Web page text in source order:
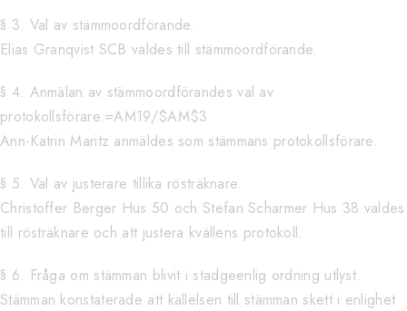
§ 3. Val av stämmoordförande.
Elias Granqvist SCB valdes till stämmoordförande.
§ 4. Anmälan av stämmoordförandes val av
protokollsförare.=AM19/$AM$3
Ann-Katrin Maritz anmäldes som stämmans protokollsförare.
§ 5. Val av justerare tillika rösträknare.
Christoffer Berger Hus 50 och Stefan Scharmer Hus 38 valdes
till rösträknare och att justera kvällens protokoll.
§ 6. Fråga om stämman blivit i stadgeenlig ordning utlyst.
Stämman konstaterade att kallelsen till stämman skett i enlighet